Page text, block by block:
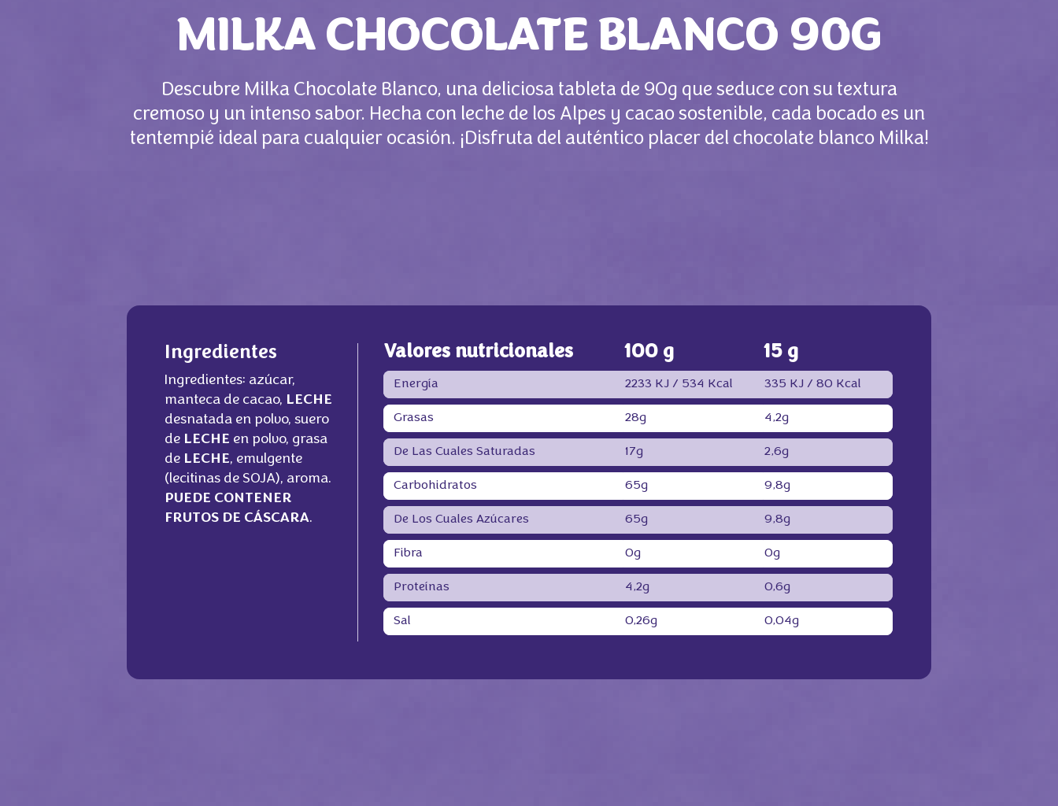
MILKA CHOCOLATE BLANCO 90G
Descubre Milka Chocolate Blanco, una deliciosa tableta de 90g que seduce con su textura
cremoso y un intenso sabor. Hecha con leche de los Alpes y cacao sostenible, cada bocado es un
tentempié ideal para cualquier ocasión. ¡Disfruta del auténtico placer del chocolate blanco Milka!
Ingredientes
Ingredientes: azúcar,
manteca de cacao, LECHE
desnatada en polvo, suero
de LECHE en polvo, grasa
de LECHE, emulgente
(lecitinas de SOJA), aroma.
PUEDE CONTENER
FRUTOS DE CÁSCARA.
Valores nutricionales 100 g 15 g
Energía 2233 KJ / 534 Kcal 335 KJ / 80 Kcal
Grasas 28g 4,2g
De Las Cuales Saturadas 17g 2,6g
Carbohidratos 65g 9,8g
De Los Cuales Azúcares 65g 9,8g
Fibra 0g 0g
Proteínas 4,2g 0,6g
Sal 0,26g 0,04g